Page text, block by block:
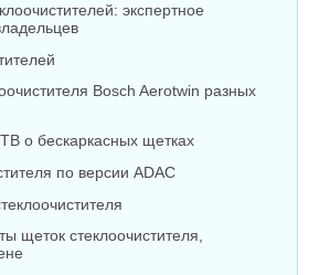
экспертное
Bosch Aerotwin разных
о бескаркасных щетках
по версии ADAC
щеток стеклоочистителя,